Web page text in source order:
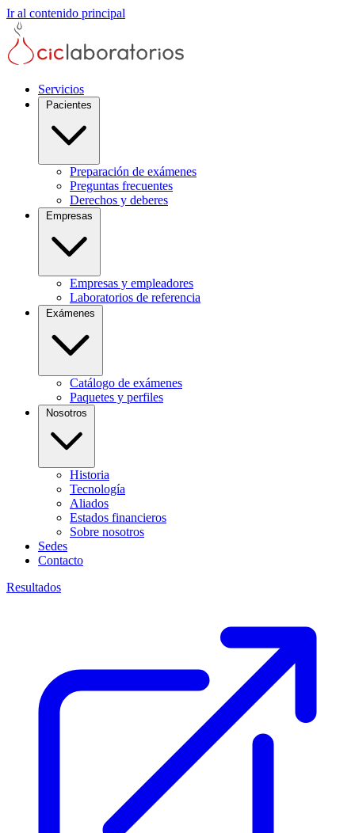
Ir al contenido principal
Servicios
Preparación de exámenes
Preguntas frecuentes
Derechos y deberes
Empresas y empleadores
Laboratorios de referencia
Catálogo de exámenes
Paquetes y perfiles
Historia
Tecnología
Aliados
Estados financieros
Sobre nosotros
Sedes
Contacto
Resultados